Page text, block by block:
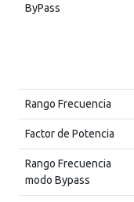
ByPass
Rango Frecuencia
Factor de Potencia
Rango Frecuencia
modo Bypass